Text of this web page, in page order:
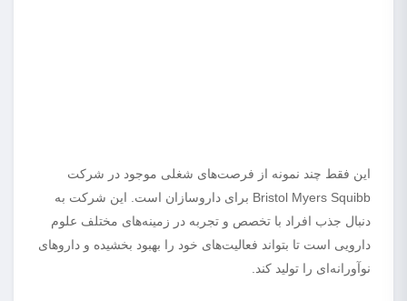
این فقط چند نمونه از فرصت‌های شغلی موجود در شرکت
Bristol Myers Squibb برای داروسازان است. این شرکت به
دنبال جذب افراد با تخصص و تجربه در زمینه‌های مختلف علوم
دارویی است تا بتواند فعالیت‌های خود را بهبود بخشیده و داروهای
نوآورانه‌ای را تولید کند.